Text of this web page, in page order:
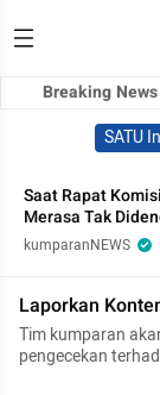
Breaking News
SATU
Saat Rapat
Merasa Tak
kumparanNEWS
Laporkan
Tim kumparan
pengecekan